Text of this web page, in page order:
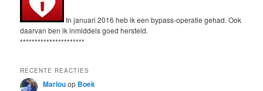
In januari 2016 heb ik een bypass-operatie gehad. Ook
daarvan ben ik inmiddels goed hersteld.
**********************
RECENTE REACTIES
Marlouop Boek